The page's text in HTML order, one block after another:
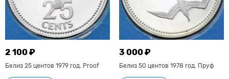
2 100 ₽
Белиз 25 центов 1979 год. Proof
3 000 ₽
Белиз 50 центов 1978 год. Пруф